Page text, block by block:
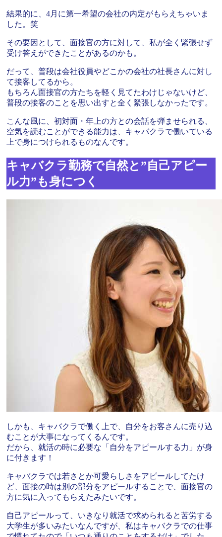
結果的に、4月に第一希望の会社の内定がもらえちゃいま
した。笑
その要因として、面接官の方に対して、私が全く緊張せず
受け答えができたことがあるのかも。
だって、普段は会社役員やどこかの会社の社長さんに対し
て接客してるから。
もちろん面接官の方たちを軽く見てたわけじゃないけど、
普段の接客のことを思い出すと全く緊張しなかったです。
こんな風に、初対面・年上の方との会話を弾ませられる、
空気を読むことができる能力は、キャバクラで働いている
上で身につけられるものなんです。
キャバクラ勤務で自然と”自己アピー
ル力”も身につく
しかも、キャバクラで働く上で、自分をお客さんに売り込
むことが大事になってくるんです。
だから、就活の時に必要な「自分をアピールする力」が身
に付きます！
キャバクラでは若さとか可愛らしさをアピールしてたけ
ど、面接の時は別の部分をアピールすることで、面接官の
方に気に入ってもらえたみたいです。
自己アピールって、いきなり就活で求められると苦労する
大学生が多いみたいなんですが、私はキャバクラでの仕事